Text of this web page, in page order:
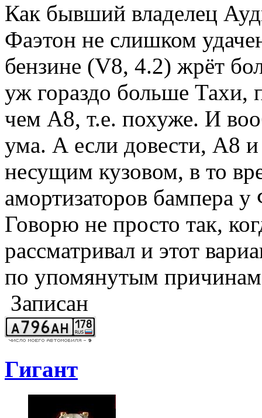
Как бывший владелец
Фаэтон не слишком
бензине (V8, 4.2) жрёт
уж гораздо больше
чем А8, т.е. похуже. И
ума. А если довести, А8
несущим кузовом, в то
амортизаторов бампера у
Говорю не просто так,
рассматривал и этот
по упомянутым
Записан
Гигант